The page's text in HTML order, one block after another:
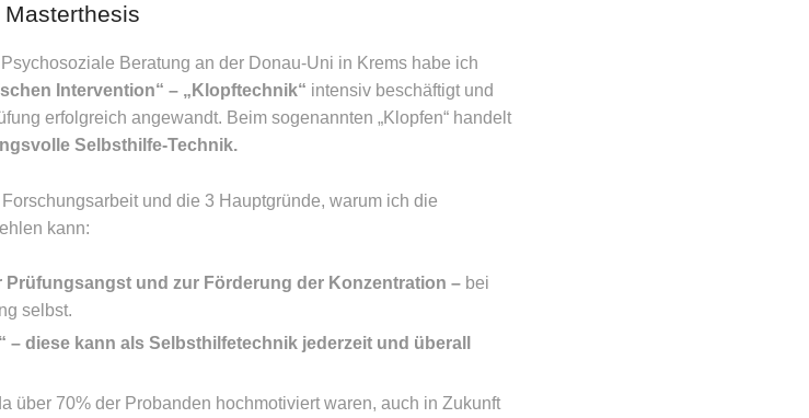
Beratung an der Donau-Uni in Krems habe ich
Intervention“ – „Klopftechnik“ intensiv beschäftigt und
erfolgreich angewandt. Beim sogenannten „Klopfen“ handelt
Selbsthilfe-Technik.
und die 3 Hauptgründe, warum ich die
kann:
Prüfungsangst und zur Förderung der Konzentration – bei
selbst.
diese kann als Selbsthilfetechnik jederzeit und überall
über 70% der Probanden hochmotiviert waren, auch in Zukunft